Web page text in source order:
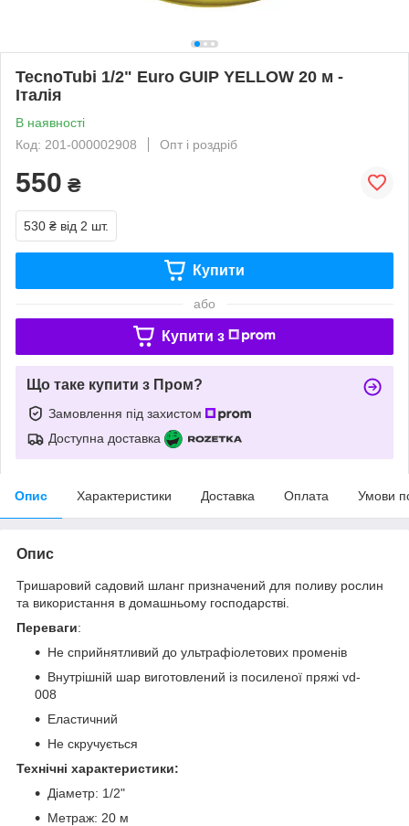
TecnoTubi 1/2" Euro GUIP YELLOW 20 м -
Італія
В наявності
Код: 201-000002908
Опт і роздріб
550 ₴
530 ₴ від 2 шт.
Купити
або
Купити з
Що таке купити з Пром?
Замовлення під захистом
Доступна доставка
Опис Характеристики Доставка Оплата Умови
Опис
Тришаровий садовий шланг призначений для поливу рослин
та використання в домашньому господарстві.
Переваги:
Не сприйнятливий до ультрафіолетових променів
Внутрішній шар виготовлений із посиленої пряжі vd-
008
Еластичний
Не скручується
Технічні характеристики:
Діаметр: 1/2"
Метраж: 20 м